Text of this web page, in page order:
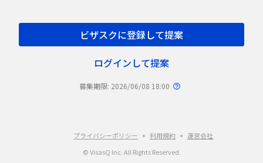
ビザスクに登録して提案
ログインして提案
募集期限: 2026/06/08 18:00
プライバシーポリシー 利用規約
運営会社
© VisasQ Inc. All Rights Reserved.